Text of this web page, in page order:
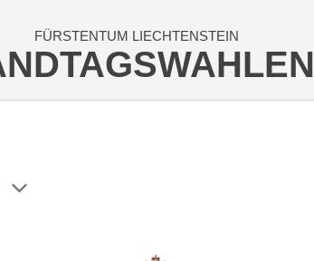
FÜRSTENTUM LIECHTENSTEIN